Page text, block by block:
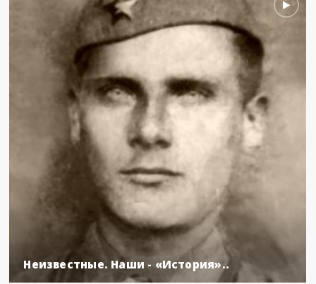
Неизвестные. Наши - «История»..